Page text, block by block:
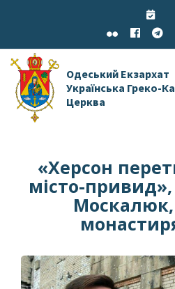
Одеський Екзархат
Українська Греко-
Церква
«Херсон
місто-привид»,
Москалюк,